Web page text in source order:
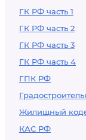
ГК РФ часть 1
ГК РФ часть 2
ГК РФ часть 3
ГК РФ часть 4
ГПК РФ
Жилищный
КАС РФ